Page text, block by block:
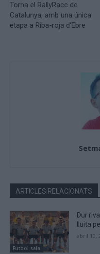
Torna el RallyRacc de
Catalunya, amb una única
etapa a Riba-roja d’Ebre
ARTICLES RELACIONATS
Futbol sala
Dur
lluita
abril 10,